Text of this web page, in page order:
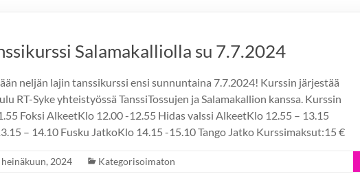
Salamakalliolla su 7.7.2024
neljän lajin tanssikurssi ensi sunnuntaina 7.7.2024! Kurssin järjestää
RT-Syke yhteistyössä TanssiTossujen ja Salamakallion kanssa. Kurssin
Foksi AlkeetKlo 12.00 -12.55 Hidas valssi AlkeetKlo 12.55 – 13.15
– 14.10 Fusku JatkoKlo 14.15 -15.10 Tango Jatko Kurssimaksut:15 €
heinäkuun, 2024 Kategorisoimaton